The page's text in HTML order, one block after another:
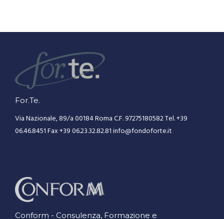
For.Te.
Via Nazionale, 89/a00184 RomaC.F. 97275180582Tel. +39
06.46.8451Fax +39 06.23.32.82.81info@fondoforte.it
Conform - Consulenza, Formazione e